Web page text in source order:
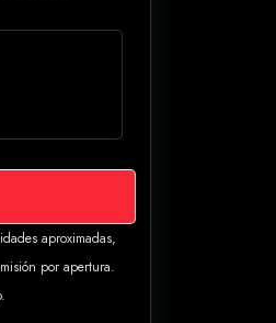
aproximadas,
por apertura.